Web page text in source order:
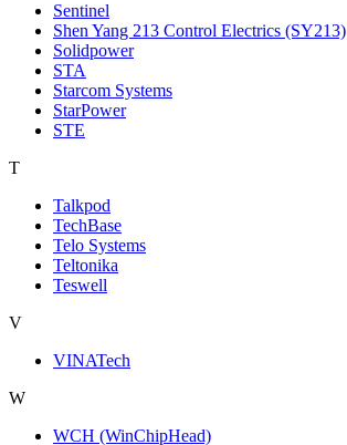
Sentinel
Shen Yang 213 Control Electrics (SY213)
Solidpower
STA
Starcom Systems
StarPower
STE
T
Talkpod
TechBase
Telo Systems
Teltonika
Teswell
V
VINATech
W
WCH (WinChipHead)